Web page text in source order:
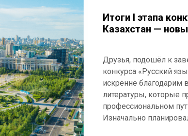
Итоги I этапа
Казахстан —
Друзья, подошёл к
конкурса «Русский
искренне благодарим
литературы, которые
профессиональном
Изначально